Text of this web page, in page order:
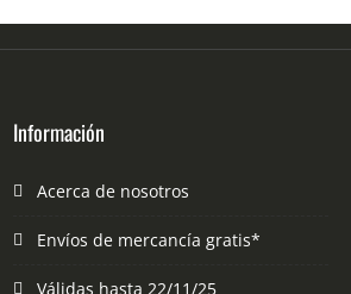
Información
Acerca de nosotros
Envíos de mercancía gratis*
Válidas hasta 22/11/25